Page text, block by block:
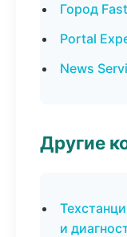
Город
Portal
News
Другие
и